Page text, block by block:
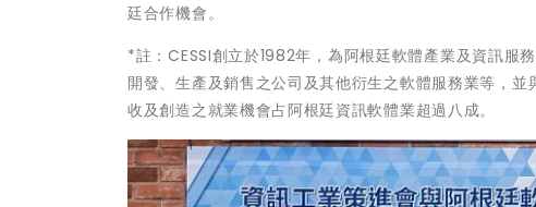
廷合作機會。
*註：CESSI創立於1982年，為阿根廷軟體產業及資訊服
開發、生產及銷售之公司及其他衍生之軟體服務業等，
收及創造之就業機會占阿根廷資訊軟體業超過八成。